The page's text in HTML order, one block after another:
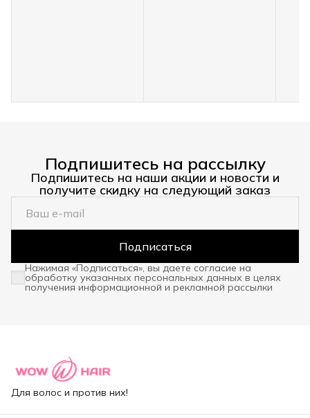
Подпишитесь на рассылку
Подпишитесь на наши акции и новости и
получите скидку на следующий заказ
Подписаться
Нажимая «Подписаться», вы даете согласие на
обработку указанных персональных данных в целях
получения информационной и рекламной рассылки
Для волос и против них!